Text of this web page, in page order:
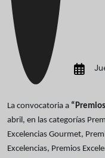
La convocatoria a
abril, en las categorías
Excelencias Gourmet,
Excelencias, Premios